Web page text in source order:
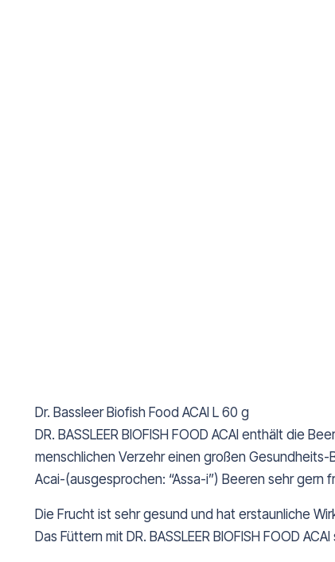
Dr. Bassleer Biofish Food ACAI L 60 g
DR. BASSLEER BIOFISH FOOD ACAI enthält die
menschlichen Verzehr einen großen
Acai-(ausgesprochen: “Assa-i”) Beeren sehr gern
Die Frucht ist sehr gesund und hat erstaunliche
Das Füttern mit DR. BASSLEER BIOFISH FOOD